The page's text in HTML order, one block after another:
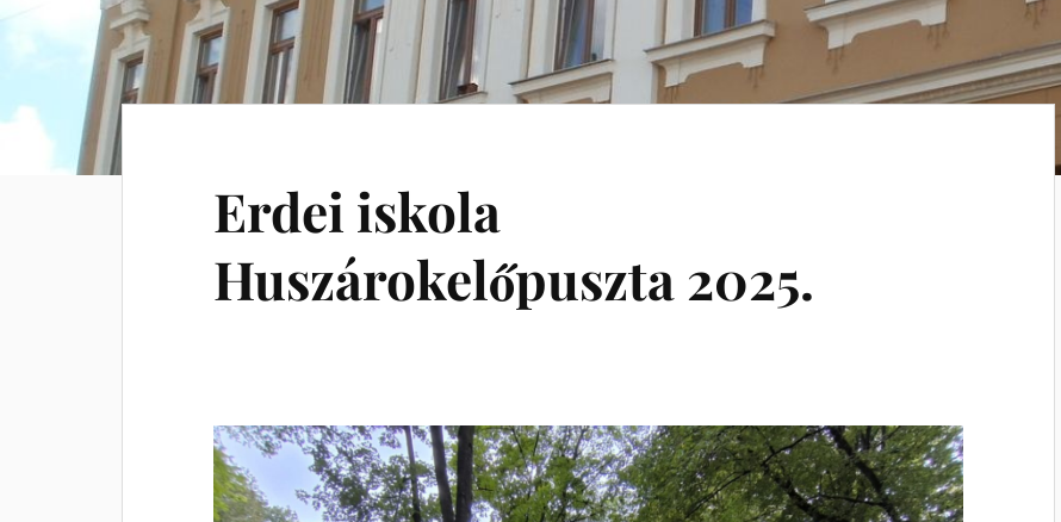
Erdei iskola
Huszárokelőpuszta 2025.